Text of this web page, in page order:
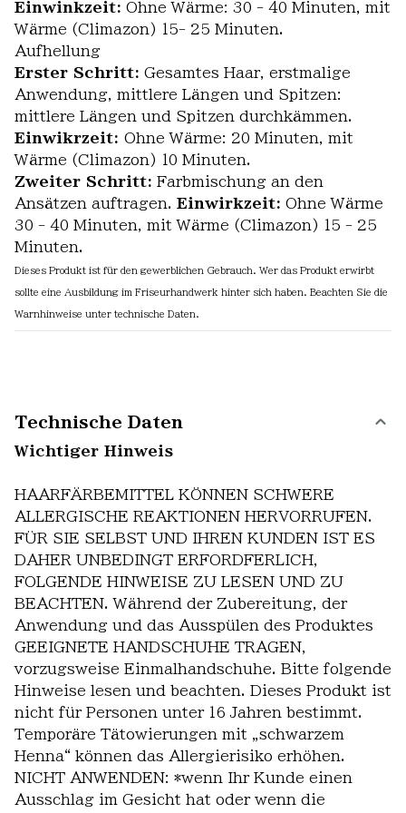
Einwinkzeit: Ohne Wärme: 30 - 40 Minuten, mit
Wärme (Climazon) 15- 25 Minuten.
Aufhellung
Erster Schritt: Gesamtes Haar, erstmalige
Anwendung, mittlere Längen und Spitzen:
mittlere Längen und Spitzen durchkämmen.
Einwikrzeit: Ohne Wärme: 20 Minuten, mit
Wärme (Climazon) 10 Minuten.
Zweiter Schritt: Farbmischung an den
Ansätzen auftragen. Einwirkzeit: Ohne Wärme
30 - 40 Minuten, mit Wärme (Climazon) 15 - 25
Minuten.
Dieses Produkt ist für den gewerblichen Gebrauch. Wer das Produkt erwirbt
sollte eine Ausbildung im Friseurhandwerk hinter sich haben. Beachten Sie die
Warnhinweise unter technische Daten.
Technische Daten
Wichtiger Hinweis
HAARFÄRBEMITTEL KÖNNEN SCHWERE
ALLERGISCHE REAKTIONEN HERVORRUFEN.
FÜR SIE SELBST UND IHREN KUNDEN IST ES
DAHER UNBEDINGT ERFORDFERLICH,
FOLGENDE HINWEISE ZU LESEN UND ZU
BEACHTEN. Während der Zubereitung, der
Anwendung und das Ausspülen des Produktes
GEEIGNETE HANDSCHUHE TRAGEN,
vorzugsweise Einmalhandschuhe. Bitte folgende
Hinweise lesen und beachten. Dieses Produkt ist
nicht für Personen unter 16 Jahren bestimmt.
Temporäre Tätowierungen mit „schwarzem
Henna“ können das Allergierisiko erhöhen.
NICHT ANWENDEN: *wenn Ihr Kunde einen
Ausschlag im Gesicht hat oder wenn die